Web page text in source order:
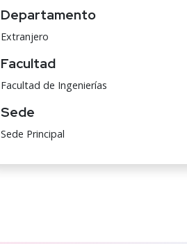
Departamento
Extranjero
Facultad
Facultad de Ingenierías
Sede
Sede Principal